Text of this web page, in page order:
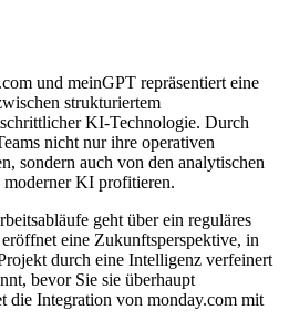
und meinGPT repräsentiert eine
strukturiertem
KI-Technologie. Durch
nicht nur ihre operativen
sondern auch von den analytischen
moderner KI profitieren.
geht über ein reguläres
eine Zukunftsperspektive, in
durch eine Intelligenz verfeinert
bevor Sie sie überhaupt
die Integration von monday.com mit